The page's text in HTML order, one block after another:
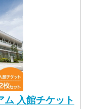
ョーコ
糖、カカオマ
製造)、小麦
オバター、ココ
香料、(一部に乳
カオバター、コ
ーム、砂糖、卵
入館チケット